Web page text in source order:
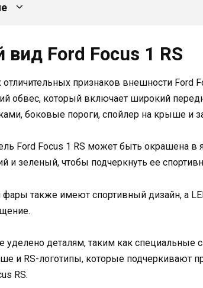
Ford Focus 1 RS
признаков внешности Ford
обвес, который включает широкий
боковые пороги, спойлер на крыше и
Ford Focus 1 RS может быть окрашена в
и зеленый, чтобы подчеркнуть ее
также имеют спортивный дизайн, а
уделено деталям, таким как специальные
и RS-логотипы, которые подчеркивают
RS.